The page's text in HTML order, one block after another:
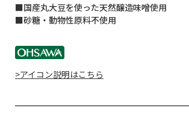
■国産丸大豆を使った天然醸造味噌使用
■砂糖・動物性原料不使用
>アイコン説明はこちら